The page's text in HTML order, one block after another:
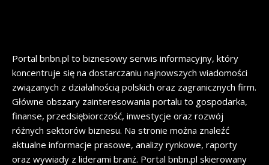
Portal bnbn.pl to biznesowy serwis informacyjny, który
koncentruje się na dostarczaniu najnowszych wiadomości
związanych z działalnością polskich oraz zagranicznych firm.
Główne obszary zainteresowania portalu to gospodarka,
finanse, przedsiębiorczość, inwestycje oraz rozwój
różnych sektorów biznesu. Na stronie można znaleźć
aktualne informacje prasowe, analizy rynkowe, raporty
oraz wywiady z liderami branż. Portal bnbn.pl skierowany